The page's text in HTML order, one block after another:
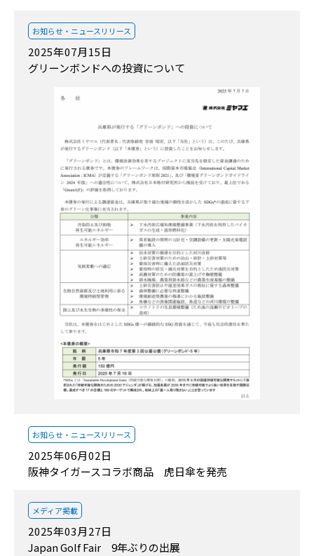
2025年07月15日
お知らせ・ ニュースリリース
グリーンボンドへの投資について
2025年06月02日
お知らせ・ ニュースリリース
阪神タイガースコラボ商品 虎日傘を発売
2025年03月27日
メディア掲載
Japan Golf Fair 9年ぶりの出展